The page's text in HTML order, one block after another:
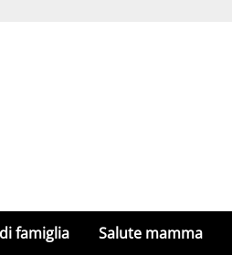
famiglia Salute mamma